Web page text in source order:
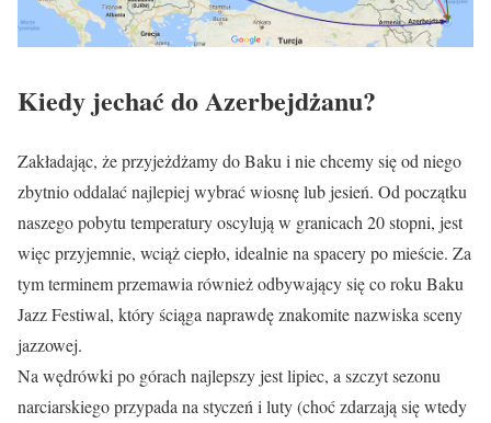
Kiedy jechać do Azerbejdżanu?
Zakładając, że przyjeżdżamy do Baku i nie chcemy się od niego
zbytnio oddalać najlepiej wybrać wiosnę lub jesień. Od początku
naszego pobytu temperatury oscylują w granicach 20 stopni, jest
więc przyjemnie, wciąż ciepło, idealnie na spacery po mieście. Za
tym terminem przemawia również odbywający się co roku Baku
Jazz Festiwal, który ściąga naprawdę znakomite nazwiska sceny
jazzowej.
Na wędrówki po górach najlepszy jest lipiec, a szczyt sezonu
narciarskiego przypada na styczeń i luty (choć zdarzają się wtedy